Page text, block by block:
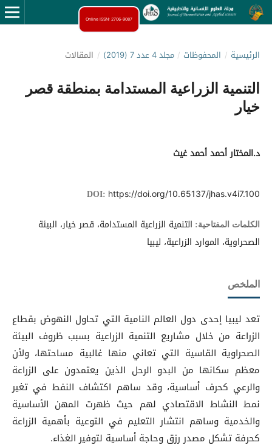
Online ISSN: 2706-9087
الرئيسية / المحفوظات / مجلد 4 عدد 7 (2019) / المقالات
التنمية الزراعية المستدامة بمنطقة قصر
خيار
د.المختار أحمد أحمد غيث
DOI: https://doi.org/10.65137/jhas.v4i7.100
الكلمات المفتاحية: التنمية الزراعية المستدامة، قصر خيار، البيئة
الصحراوية، الموارد الزراعية، ليبيا
الملخص
تعد ليبيا إحدى دول العالم النامية التي تحاول النهوض بقطاع
الزراعة من خلال مشاريع التنمية الزراعية بسبب ظروف البيئة
الصحراوية القاسية التي تعاني منها غالبية مساحتها، ولأن
معظم سكانها من البدو الرحل الذين يعتمدون على الزراعة
والرعي كحرف أساسية، وقد ساهم اكتشاف النفط في تغير
نمط النشاط الاقتصادي لهم حيث ظهرت المهن الأساسية
والخدمية وساهم انتشار التعليم في التوعية بأهمية الزراعة
كحرفة تشكل مصدر رزق وحاجة أساسية لتوفير الغذاء.